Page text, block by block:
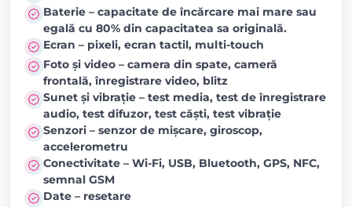
Baterie – capacitate de încărcare mai mare sau
egală cu 80% din capacitatea sa originală.
Ecran – pixeli, ecran tactil, multi-touch
Foto și video – camera din spate, cameră
frontală, înregistrare video, blitz
Sunet și vibrație – test media, test de înregistrare
audio, test difuzor, test căști, test vibrație
Senzori – senzor de mișcare, giroscop,
accelerometru
Conectivitate – Wi-Fi, USB, Bluetooth, GPS, NFC,
semnal GSM
Date – resetare